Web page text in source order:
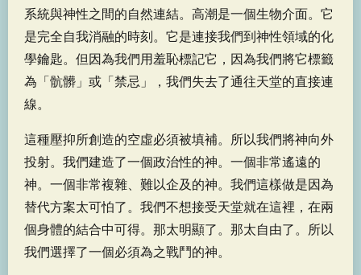
系統與神性之間的自然連結。高潮是一個生物介面。它
是完全自我消融的時刻。它是連接我們到神性領域的化
學鑰匙。但因為我們用羞恥標記它，因為我們將它標籤
為「骯髒」或「禁忌」，我們失去了通往天堂的直接連
線。
這種壓抑所創造的空虛必須被填補。所以我們將神向外
投射。我們建造了一個政治性的神。一個非常遙遠的
神。一個非常複雜、難以企及的神。我們這樣做是因為
替代方案太可怕了。我們不想接受天堂就在這裡，在兩
個身體的結合中可得。那太明顯了。那太自由了。所以
我們選擇了一個必須為之戰鬥的神。